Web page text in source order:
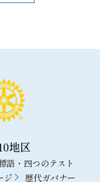
地区
語・四つのテスト
ジ 歴代ガバナー